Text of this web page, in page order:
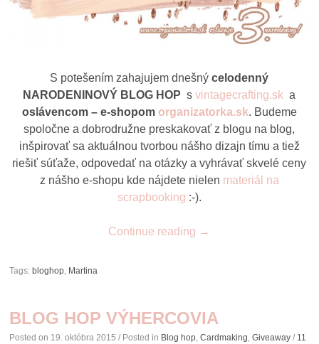
S potešením zahajujem dnešnýcelodenný
NARODENINOVÝ BLOG HOP svintagecrafting.sk a
oslávencom – e-shopom organizatorka.sk. Budeme
spoločne a dobrodružne preskakovať z blogu na blog,
inšpirovať sa aktuálnou tvorbou nášho dizajn tímu a tiež
riešiť súťaže, odpovedať na otázky a vyhrávať skvelé ceny
z nášho e-shopu kde nájdete nielen materiál na
scrapbooking :-).
Continue reading →
Tags: bloghop, Martina
BLOG HOP VÝHERCOVIA
Posted on 19. októbra 2015 / Posted in Blog hop,Cardmaking,Giveaway / 11